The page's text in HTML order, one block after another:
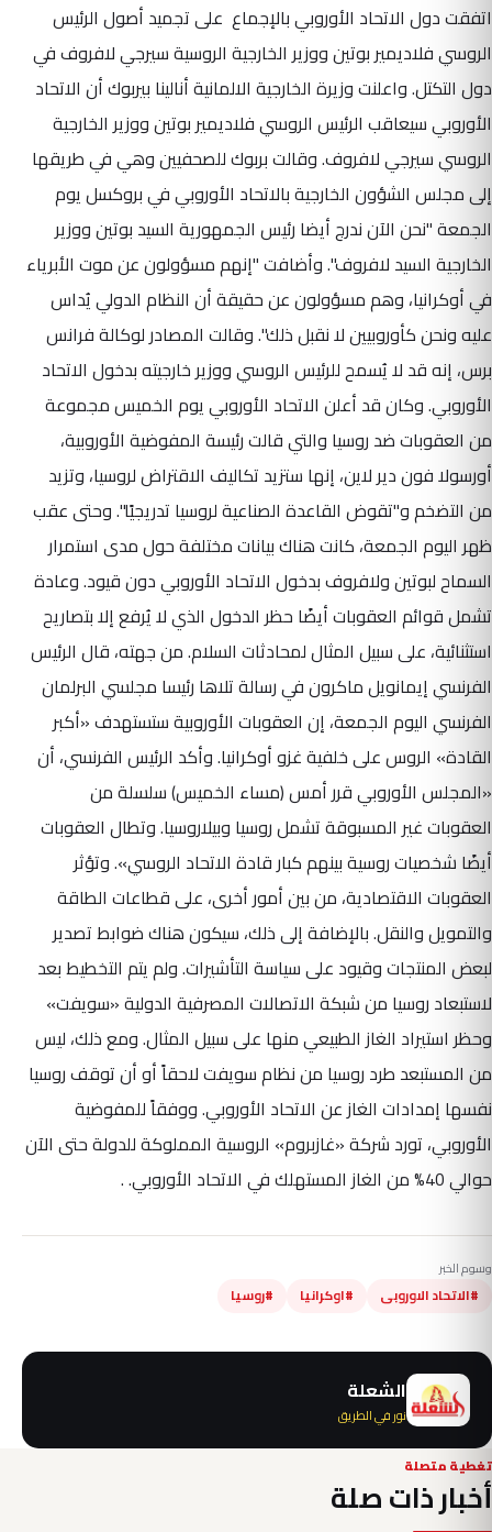
اتفقت دول الاتحاد الأوروبي بالإجماع على تجميد أصول الرئيس
الروسي فلاديمير بوتين ووزير الخارجية الروسية سيرجي لافروف في
دول التكتل. واعلنت وزيرة الخارجية الالمانية أنالينا بيربوك أن الاتحاد
الأوروبي سيعاقب الرئيس الروسي فلاديمير بوتين ووزير الخارجية
الروسي سيرجي لافروف. وقالت بربوك للصحفيين وهي في طريقها
إلى مجلس الشؤون الخارجية بالاتحاد الأوروبي في بروكسل يوم
الجمعة "نحن الآن ندرج أيضا رئيس الجمهورية السيد بوتين ووزير
الخارجية السيد لافروف". وأضافت "إنهم مسؤولون عن موت الأبرياء
في أوكرانيا، وهم مسؤولون عن حقيقة أن النظام الدولي يُداس
عليه ونحن كأوروبيين لا نقبل ذلك". وقالت المصادر لوكالة فرانس
برس، إنه قد لا يُسمح للرئيس الروسي ووزير خارجيته بدخول الاتحاد
الأوروبي. وكان قد أعلن الاتحاد الأوروبي يوم الخميس مجموعة
من العقوبات ضد روسيا والتي قالت رئيسة المفوضية الأوروبية،
أورسولا فون دير لاين، إنها ستزيد تكاليف الاقتراض لروسيا، وتزيد
من التضخم و"تقوض القاعدة الصناعية لروسيا تدريجيًا". وحتى عقب
ظهر اليوم الجمعة، كانت هناك بيانات مختلفة حول مدى استمرار
السماح لبوتين ولافروف بدخول الاتحاد الأوروبي دون قيود. وعادة
تشمل قوائم العقوبات أيضًا حظر الدخول الذي لا يُرفع إلا بتصاريح
استثنائية، على سبيل المثال لمحادثات السلام. من جهته، قال الرئيس
الفرنسي إيمانويل ماكرون في رسالة تلاها رئيسا مجلسي البرلمان
الفرنسي اليوم الجمعة، إن العقوبات الأوروبية ستستهدف «أكبر
القادة» الروس على خلفية غزو أوكرانيا. وأكد الرئيس الفرنسي، أن
«المجلس الأوروبي قرر أمس (مساء الخميس) سلسلة من
العقوبات غير المسبوقة تشمل روسيا وبيلاروسيا. وتطال العقوبات
أيضًا شخصيات روسية بينهم كبار قادة الاتحاد الروسي». وتؤثر
العقوبات الاقتصادية، من بين أمور أخرى، على قطاعات الطاقة
والتمويل والنقل. بالإضافة إلى ذلك، سيكون هناك ضوابط تصدير
لبعض المنتجات وقيود على سياسة التأشيرات. ولم يتم التخطيط بعد
لاستبعاد روسيا من شبكة الاتصالات المصرفية الدولية «سويفت»
وحظر استيراد الغاز الطبيعي منها على سبيل المثال. ومع ذلك، ليس
من المستبعد طرد روسيا من نظام سويفت لاحقاً أو أن توقف روسيا
نفسها إمدادات الغاز عن الاتحاد الأوروبي. ووفقاً للمفوضية
الأوروبي، تورد شركة «غازبروم» الروسية المملوكة للدولة حتى الآن
حوالي 40% من الغاز المستهلك في الاتحاد الأوروبي. .
وسوم الخبر
#الاتحاد الاوروبى #اوكرانيا #روسيا
الشعلة
نور في الطريق
تغطية متصلة
أخبار ذات صلة